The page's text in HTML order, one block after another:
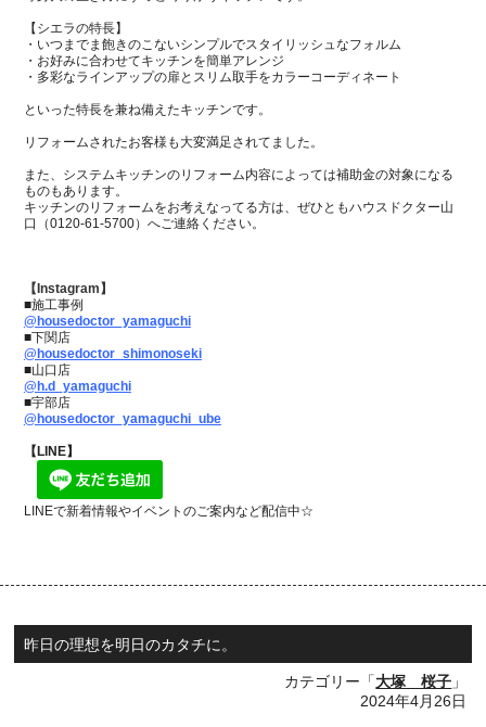
【シエラの特長】
・いつまでま飽きのこないシンプルでスタイリッシュなフォルム
・お好みに合わせてキッチンを簡単アレンジ
・多彩なラインアップの扉とスリム取手をカラーコーディネート
といった特長を兼ね備えたキッチンです。
リフォームされたお客様も大変満足されてました。
また、システムキッチンのリフォーム内容によっては補助金の対象になる
ものもあります。
キッチンのリフォームをお考えなってる方は、ぜひともハウスドクター山
口（0120-61-5700）へご連絡ください。
【Instagram】
■施工事例
@housedoctor_yamaguchi
■下関店
@housedoctor_shimonoseki
■山口店
@h.d_yamaguchi
■宇部店
@housedoctor_yamaguchi_ube
【LINE】
LINEで新着情報やイベントのご案内など配信中☆
昨日の理想を明日のカタチに。
カテゴリー「大塚 桜子 」
2024年4月26日